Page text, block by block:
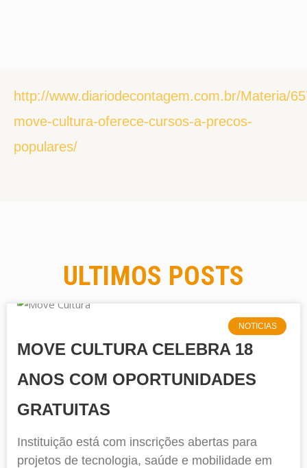
http://www.diariodecontagem.com.br/Materia/
move-cultura-oferece-cursos-a-precos-
populares/
ULTIMOS POSTS
NOTICIAS
MOVE CULTURA CELEBRA 18
ANOS COM OPORTUNIDADES
GRATUITAS
Instituição está com inscrições abertas para
projetos de tecnologia, saúde e mobilidade em